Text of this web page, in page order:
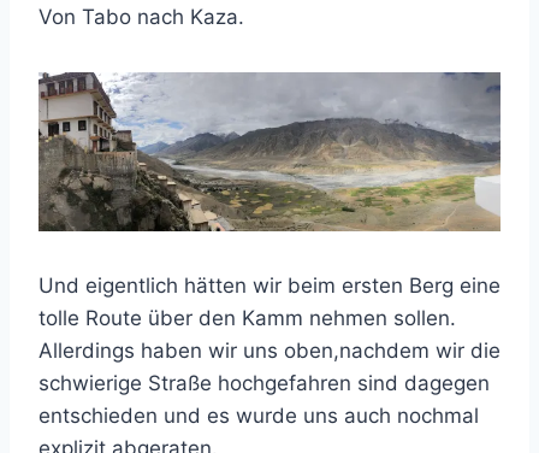
Von Tabo nach Kaza.
Und eigentlich hätten wir beim ersten Berg eine
tolle Route über den Kamm nehmen sollen.
Allerdings haben wir uns oben,nachdem wir die
schwierige Straße hochgefahren sind dagegen
entschieden und es wurde uns auch nochmal
explizit abgeraten.